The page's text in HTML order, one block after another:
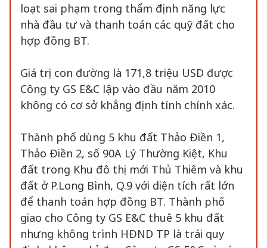
loạt sai phạm trong thẩm định năng lực
nhà đầu tư và thanh toán các quỹ đất cho
hợp đồng BT.
Giá trị con đường là 171,8 triệu USD được
Công ty GS E&C lập vào đầu năm 2010
không có cơ sở khẳng định tính chính xác.
Thành phố dùng 5 khu đất Thảo Điền 1,
Thảo Điền 2, số 90A Lý Thường Kiệt, Khu
đất trong Khu đô thị mới Thủ Thiêm và khu
đất ở P.Long Bình, Q.9 với diện tích rất lớn
để thanh toán hợp đồng BT. Thành phố
giao cho Công ty GS E&C thuê 5 khu đất
nhưng không trình HĐND TP là trái quy